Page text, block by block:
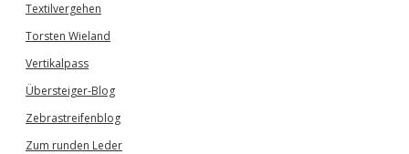
Textilvergehen
Torsten Wieland
Vertikalpass
Übersteiger-Blog
Zebrastreifenblog
Zum runden Leder